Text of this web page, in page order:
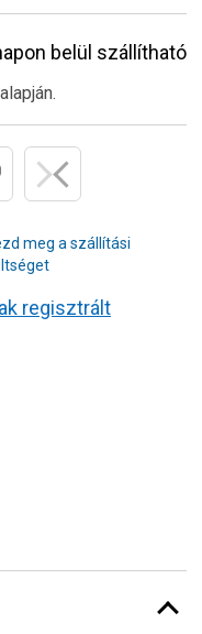
belül szállítható
meg a szállítási
regisztrált